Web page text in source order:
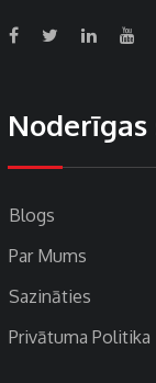
Noderīgas
Blogs
Par Mums
Sazināties
Privātuma Politika